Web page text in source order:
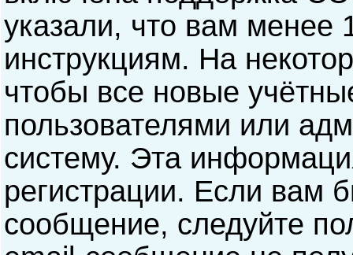
указали, что вам менее
инструкциям. На
чтобы все новые
пользователями или
систему. Эта
регистрации. Если вам
сообщение, следуйте